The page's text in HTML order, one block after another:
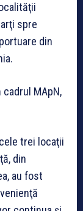
spre
din
MApN,
trei locaţii
din
au fost